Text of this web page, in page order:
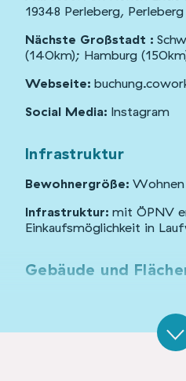
19348 Perleberg, Perleberg
Nächste Großstadt :
(140km); Hamburg
Webseite:
Social Media: Instagram
Infrastruktur
Bewohnergröße:
Infrastruktur: mit ÖPNV
Einkaufsmöglichkeit in
Gebäude und